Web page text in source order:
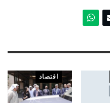
اقتصاد